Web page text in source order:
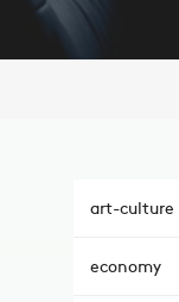
art-culture
economy